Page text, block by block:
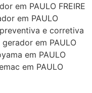
em PAULO FREIRE
em PAULO
e corretiva
gerador em PAULO
em PAULO
em PAULO